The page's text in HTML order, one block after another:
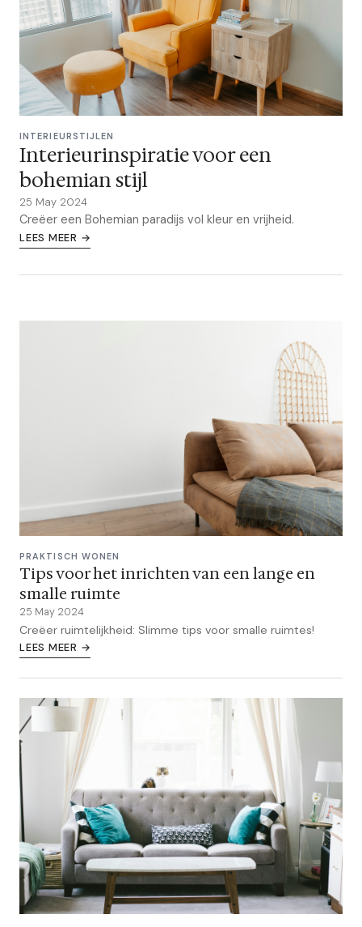
INTERIEURSTIJLEN
Interieurinspiratie voor een
bohemian stijl
25 May 2024
Creëer een Bohemian paradijs vol kleur en vrijheid.
LEES MEER →
PRAKTISCH WONEN
Tips voor het inrichten van een lange en
smalle ruimte
25 May 2024
Creëer ruimtelijkheid: Slimme tips voor smalle ruimtes!
LEES MEER →